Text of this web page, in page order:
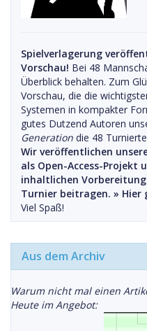
Spielverlagerung
Vorschau! Bei 48
Überblick behalten. Zum
Vorschau, die die
Systemen in kompakter
gutes Dutzend Autoren
Generation die 48
Wir veröffentlichen
als Open-Access-Projekt
inhaltlichen
Turnier beitragen. » Hier
Viel Spaß!
Aus dem Archiv
Warum nicht mal einen
Heute im Angebot: